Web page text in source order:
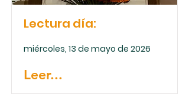
Lectura día:
miércoles, 13 de mayo de 2026
Leer...